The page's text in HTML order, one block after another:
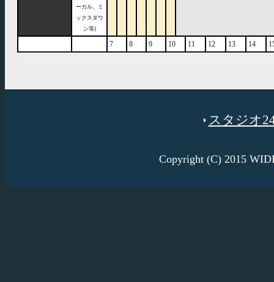
ーカル、ミ
ックスダウ
ン等)
7 8 9 10 11 12 13 14
スタジオ
Copyright (C) 2015